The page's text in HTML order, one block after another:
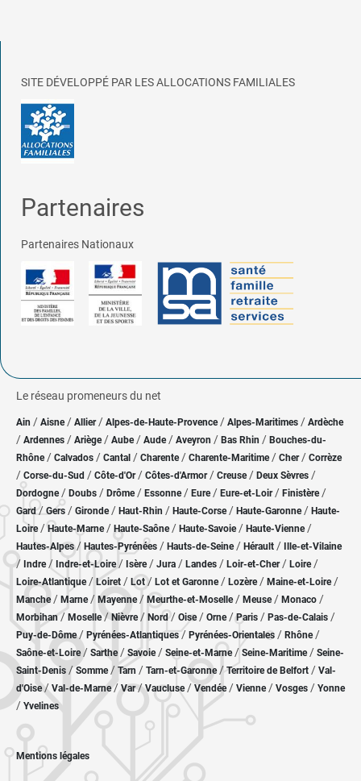
SITE DÉVELOPPÉ PAR LES ALLOCATIONS FAMILIALES
Partenaires
Partenaires Nationaux
Le réseau promeneurs du net
Ain / Aisne/ Allier/ Alpes-de-Haute-Provence / Alpes-Maritimes / Ardèche
/ Ardennes / Ariège/ Aube/ Aude / Aveyron / Bas Rhin / Bouches-du-
Rhône/ Calvados / Cantal / Charente / Charente-Maritime/ Cher / Corrèze
/ Corse-du-Sud / Côte-d'Or / Côtes-d'Armor/ Creuse/ Deux Sèvres /
Dordogne/ Doubs / Drôme/ Essonne / Eure/ Eure-et-Loir / Finistère/
Gard/Gers / Gironde/ Haut-Rhin / Haute-Corse/ Haute-Garonne/ Haute-
Loire/Haute-Marne/ Haute-Saône/ Haute-Savoie/ Haute-Vienne/
Hautes-Alpes/ Hautes-Pyrénées / Hauts-de-Seine/ Hérault / Ille-et-Vilaine
/ Indre/ Indre-et-Loire/ Isère/ Jura / Landes / Loir-et-Cher/ Loire/
Loire-Atlantique/ Loiret / Lot/ Lot et Garonne/ Lozère / Maine-et-Loire/
Manche/ Marne/ Mayenne/ Meurthe-et-Moselle/ Meuse/ Monaco /
Morbihan/ Moselle/ Nièvre / Nord/ Oise / Orne/Paris / Pas-de-Calais /
Puy-de-Dôme/ Pyrénées-Atlantiques / Pyrénées-Orientales / Rhône/
Saône-et-Loire/ Sarthe/ Savoie/ Seine-et-Marne/ Seine-Maritime/ Seine-
Saint-Denis /Somme/ Tarn / Tarn-et-Garonne/Territoire de Belfort / Val-
d'Oise/ Val-de-Marne/Var/Vaucluse/ Vendée/ Vienne/ Vosges / Yonne
/ Yvelines
Mentions légales